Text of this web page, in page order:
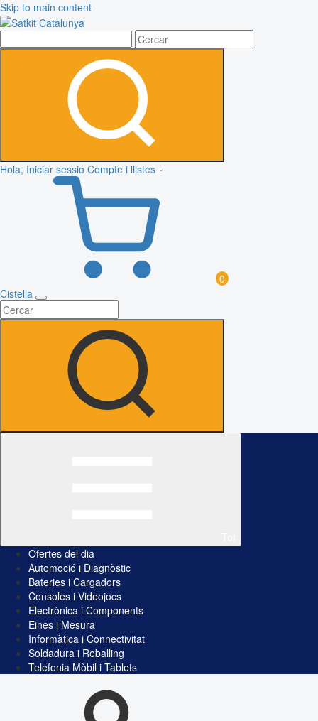
Skip to main content
Hola, Iniciar sessió Compte i llistes
0
Cistella
Ofertes del dia
Automoció i Diagnòstic
Bateries i Cargadors
Consoles i Videojocs
Electrònica i Components
Eines i Mesura
Informàtica i Connectivitat
Soldadura i Reballing
Telefonia Mòbil i Tablets